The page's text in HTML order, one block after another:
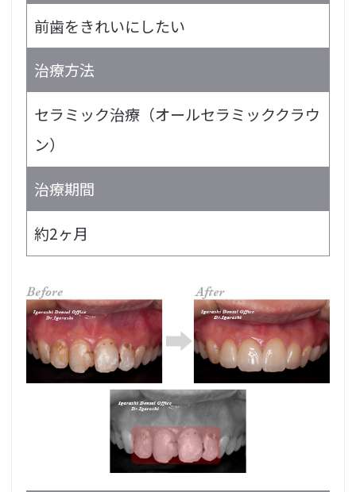
前歯をきれいにしたい
治療方法
セラミック治療（オールセラミッククラウ
ン）
治療期間
約2ヶ月